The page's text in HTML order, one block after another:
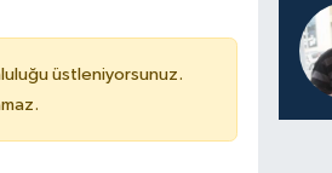
üstleniyorsunuz.